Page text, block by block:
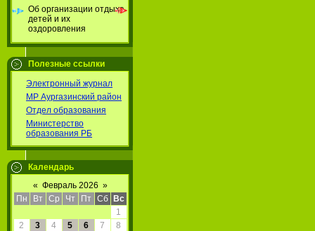
Об организации отдыха
детей и их
оздоровления
Полезные ссылки
Электронный журнал
МР Аургазинский район
Отдел образования
Министерство
образования РБ
Календарь
« Февраль 2026 »
Пн
Вт Ср Чт Пт Сб
Вс
1
2
3 4 5 6 7
8